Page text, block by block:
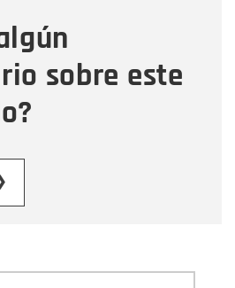
sobre este